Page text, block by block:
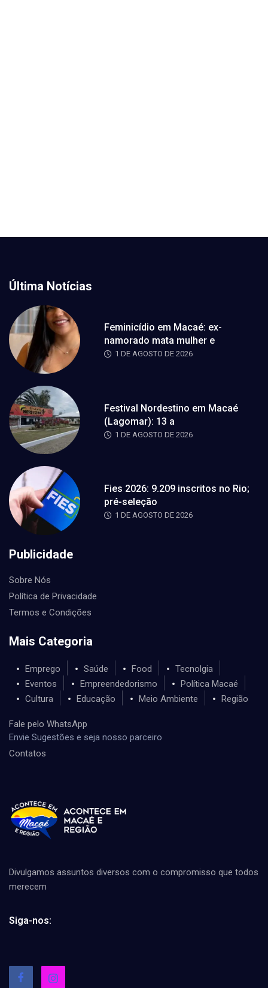
Última Notícias
Feminicídio em Macaé: ex-
namorado mata mulher e
1 DE AGOSTO DE 2026
Festival Nordestino em Macaé
(Lagomar): 13 a
1 DE AGOSTO DE 2026
Fies 2026: 9.209 inscritos no Rio;
pré-seleção
1 DE AGOSTO DE 2026
Publicidade
Sobre Nós
Política de Privacidade
Termos e Condições
Mais Categoria
Emprego Saúde Food
Tecnolgia
Eventos
Empreendedorismo
Política Macaé
Cultura
Educação Meio Ambiente Região
Fale pelo WhatsApp
Envie Sugestões e seja nosso parceiro
Contatos
Divulgamos assuntos diversos com o compromisso que todos
merecem
Siga-nos: